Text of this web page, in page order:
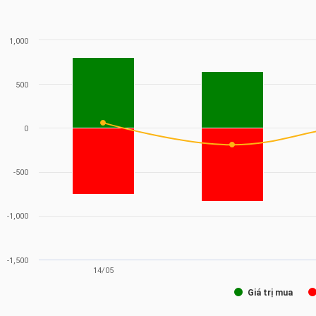
Giá trị mua
0
1,000
-1,500
-1,000
-500
500
14/05